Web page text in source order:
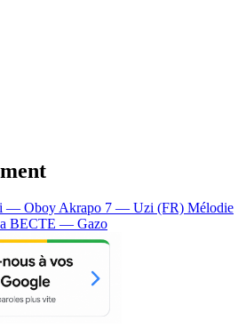
— OboyAkrapo 7 — Uzi (FR) Mélodie
BECTE — Gazo